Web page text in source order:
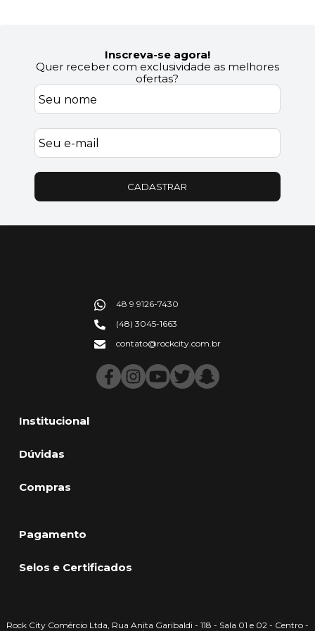
Inscreva-se agora!
Quer receber com exclusividade as melhores
ofertas?
CADASTRAR
Institucional
Dúvidas
Compras
48 9 9126-7430
(48) 3045-1663
contato@rockcity.com.br
Pagamento
Selos e Certificados
Rock City Comércio Ltda, Rua Anita Garibaldi - 118 - Sala 01 e 02 - Centro -